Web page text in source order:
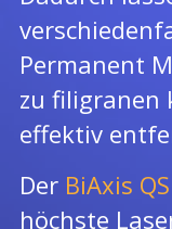
Permanent
zu filigranen
effektiv
Der BiAxis
höchste